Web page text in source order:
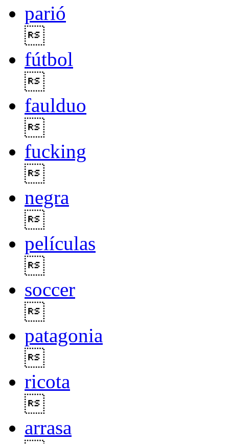
parió
fútbol
faulduo
fucking
negra
películas
soccer
patagonia
ricota
arrasa